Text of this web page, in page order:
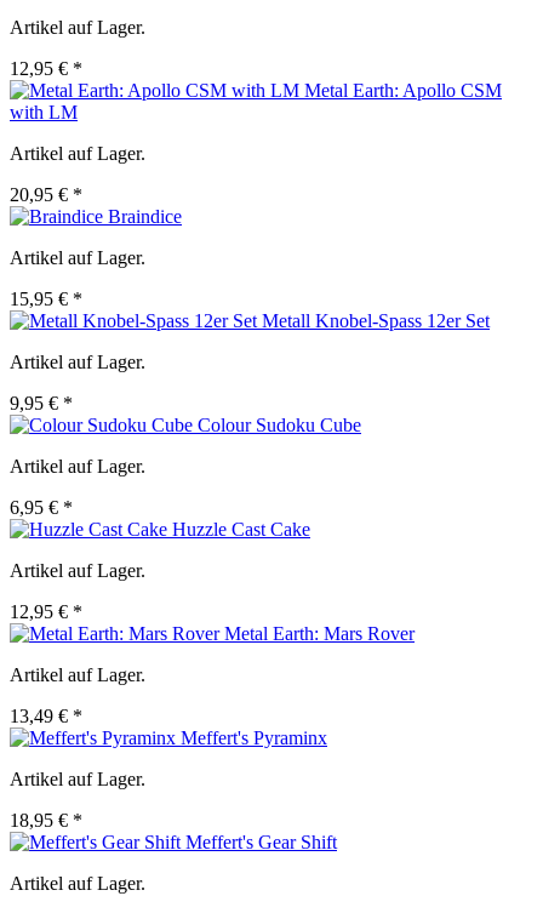
Artikel auf Lager.
12,95 € *
Metal Earth: Apollo CSM
with LM
Artikel auf Lager.
20,95 € *
Braindice
Artikel auf Lager.
15,95 € *
Metall Knobel-Spass 12er Set
Artikel auf Lager.
9,95 € *
Colour Sudoku Cube
Artikel auf Lager.
6,95 € *
Huzzle Cast Cake
Artikel auf Lager.
12,95 € *
Metal Earth: Mars Rover
Artikel auf Lager.
13,49 € *
Meffert's Pyraminx
Artikel auf Lager.
18,95 € *
Meffert's Gear Shift
Artikel auf Lager.